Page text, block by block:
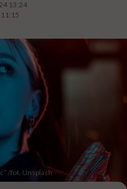
13:24
/fot. Unsplash